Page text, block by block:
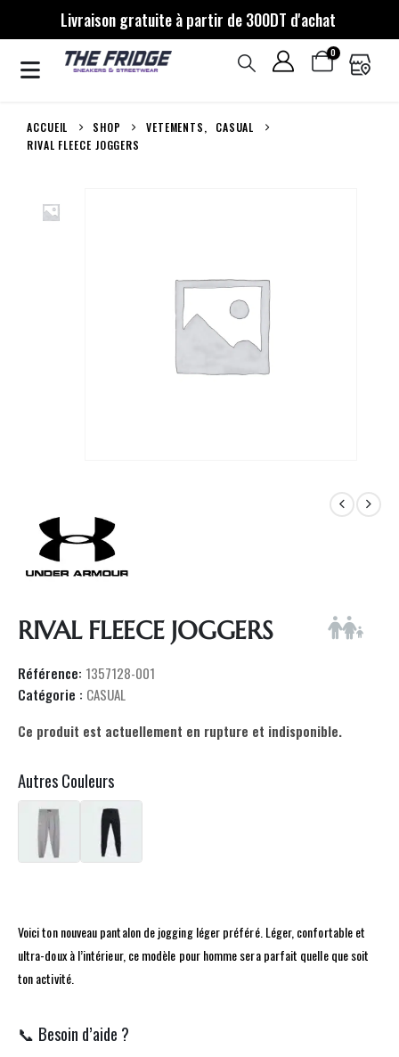
Livraison gratuite à partir de 300DT d'achat
0
ACCUEIL SHOP VETEMENTS,
CASUAL
RIVAL FLEECE JOGGERS
RIVAL FLEECE JOGGERS
Référence: 1357128-001
Catégorie : CASUAL
Ce produit est actuellement en rupture et indisponible.
Autres Couleurs
Voici ton nouveau pantalon de jogging léger préféré. Léger, confortable et
ultra-doux à l’intérieur, ce modèle pour homme sera parfait quelle que soit
ton activité.
📞 Besoin d’aide ?